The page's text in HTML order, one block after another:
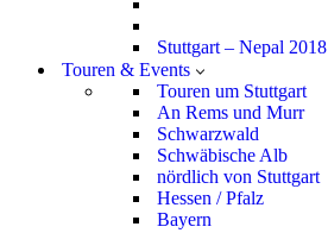
Stuttgart – Nepal 2018
Touren & Events
Touren um Stuttgart
An Rems und Murr
Schwarzwald
Schwäbische Alb
nördlich von Stuttgart
Hessen / Pfalz
Bayern